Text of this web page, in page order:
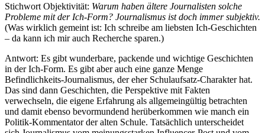
Stichwort Objektivität: Warum haben ältere Journalisten solche
Probleme mit der Ich-Form? Journalismus ist doch immer subjektiv.
(Was wirklich gemeint ist: Ich schreibe am liebsten Ich-Geschichten
– da kann ich mir auch Recherche sparen.)
Antwort: Es gibt wunderbare, packende und wichtige Geschichten
in der Ich-Form. Es gibt aber auch eine ganze Menge
Befindlichkeits-Journalismus, der eher Schulaufsatz-Charakter hat.
Das sind dann Geschichten, die Perspektive mit Fakten
verwechseln, die eigene Erfahrung als allgemeingültig betrachten
und damit ebenso bevormundend herüberkommen wie manch ein
Politik-Kommentator der alten Schule. Tatsächlich unterscheidet